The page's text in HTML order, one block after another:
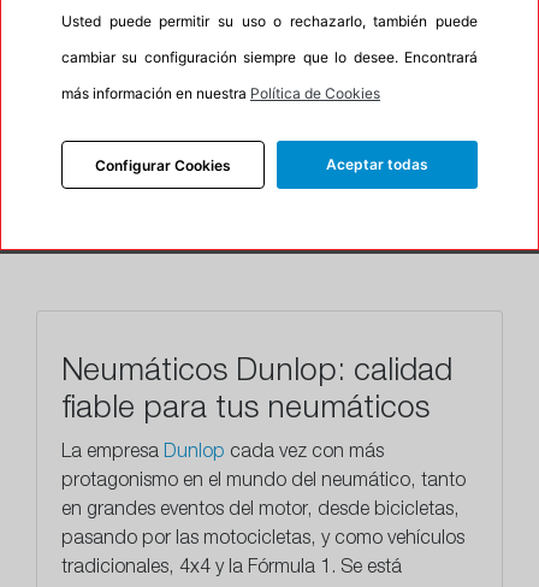
Neumáticos Dunlop: calidad
fiable para tus neumáticos
La empresa Dunlop cada vez con más
protagonismo en el mundo del neumático, tanto
en grandes eventos del motor, desde bicicletas,
pasando por las motocicletas, y como vehículos
tradicionales, 4x4 y la Fórmula 1. Se está
Usted puede permitir su uso o rechazarlo, también puede
cambiar su configuración siempre que lo desee. Encontrará
más información en nuestra Política de Cookies
Configurar Cookies Aceptar todas